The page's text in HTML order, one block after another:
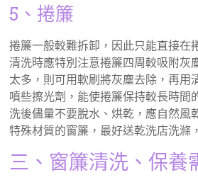
5、捲簾
捲簾一般較難拆卸，因此只能直接在
清洗時應特別注意捲簾四周較吸附灰
太多，則可用軟刷將灰塵去除，再用
噴些擦光劑，能使捲簾保持較長時間
洗後儘量不要脫水、烘乾，應自然風
特殊材質的窗簾，最好送乾洗店洗滌
三、窗簾清洗、保養